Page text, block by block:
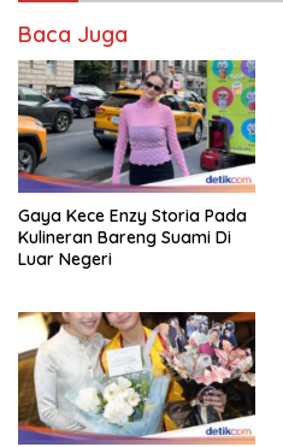
Baca Juga
Gaya Kece Enzy Storia Pada
Kulineran Bareng Suami Di
Luar Negeri